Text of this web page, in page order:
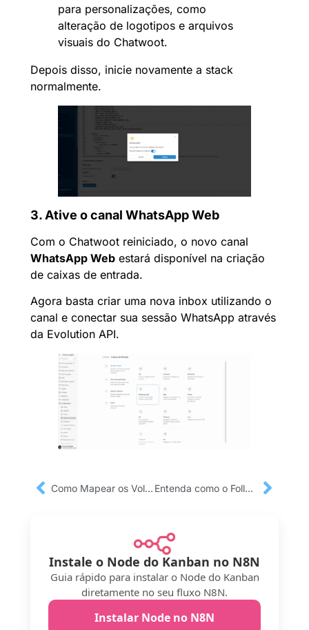
para personalizações, como
alteração de logotipos e arquivos
visuais do Chatwoot.
Depois disso, inicie novamente a stack
normalmente.
3. Ative o canal WhatsApp Web
Com o Chatwoot reiniciado, o novo canal
WhatsApp Web estará disponível na criação
de caixas de entrada.
Agora basta criar uma nova inbox utilizando o
canal e conectar sua sessão WhatsApp através
da Evolution API.
Como Mapear os Volumes do Chatwoot pelo Portainer ( Guia Rápido e Prático ) Entenda como o Follow Up Agendado Funciona no Kanban para Chatwoot
Instale o Node do Kanban no N8N
Guia rápido para instalar o Node do Kanban
diretamente no seu fluxo N8N.
Instalar Node no N8N